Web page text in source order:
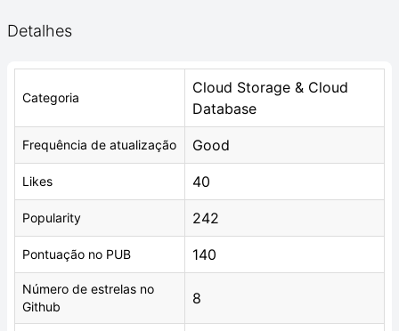
Detalhes
Categoria
Cloud Storage & Cloud
Database
Frequência de atualização Good
Likes 40
Popularity 242
Pontuação no PUB 140
Número de estrelas no
Github
8